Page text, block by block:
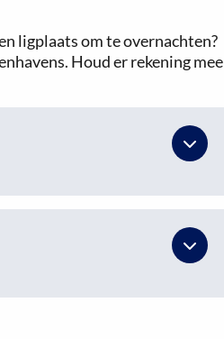
ligplaats om te overnachten?
Houd er rekening mee